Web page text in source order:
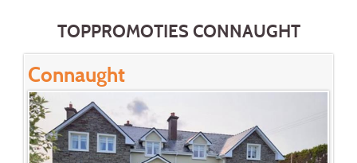
TOPPROMOTIES CONNAUGHT
Connaught